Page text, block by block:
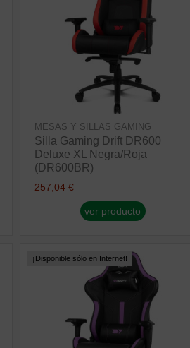
MESAS Y SILLAS GAMING
Silla Gaming Drift DR600
Deluxe XL Negra/Roja
(DR600BR)
257,04 €
ver producto
¡Disponible sólo en Internet!